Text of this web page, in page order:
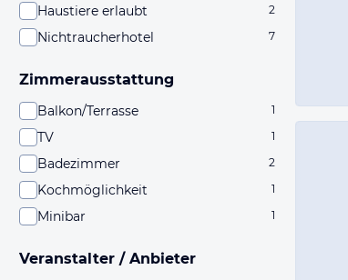
Haustiere erlaubt 2
Nichtraucherhotel 7
Zimmerausstattung
Balkon/Terrasse 1
TV 1
Badezimmer 2
Kochmöglichkeit 1
Minibar 1
Veranstalter / Anbieter